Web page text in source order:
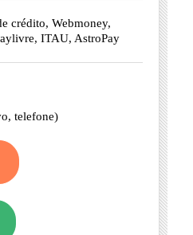
crédito, Webmoney,
ITAU, AstroPay
telefone)